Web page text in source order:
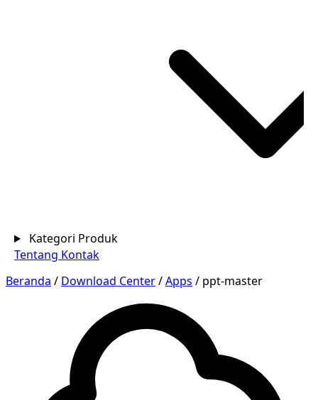
Kategori Produk
Tentang Kontak
Beranda / Download Center/Apps / ppt-master